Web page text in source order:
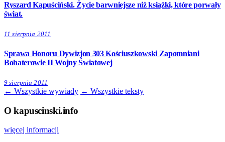
Ryszard Kapuściński. Życie barwniejsze niż książki, które porwały
świat.
11 sierpnia 2011
Sprawa Honoru Dywizjon 303 Kościuszkowski Zapomniani
Bohaterowie II Wojny Światowej
9 sierpnia 2011
← Wszystkie wywiady ← Wszystkie teksty
O kapuscinski.info
więcej informacji